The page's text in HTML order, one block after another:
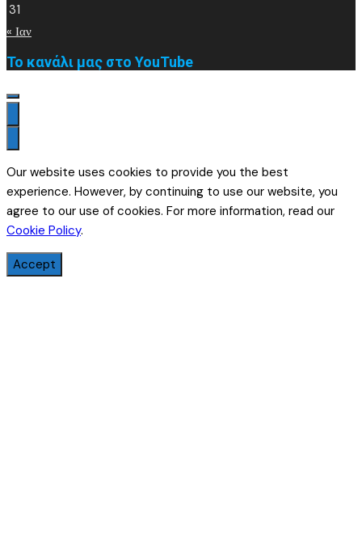
31
« Ιαν
Το κανάλι μας στο YouTube
Our website uses cookies to provide you the best
experience. However, by continuing to use our website, you
agree to our use of cookies. For more information, read our
Cookie Policy.
Accept